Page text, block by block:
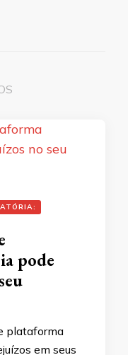
pode
plataforma
em seus